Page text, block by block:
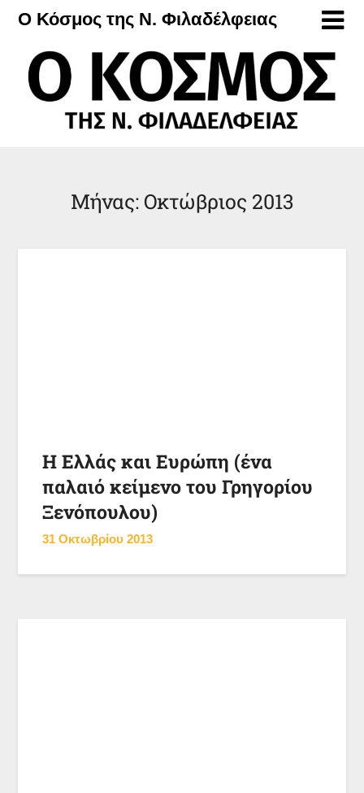
Μετάβαση
περιεχόμενο
Ο Κόσμος της Ν. Φιλαδέλφειας
Μήνας:Οκτώβριος 2013
Η Ελλάς και Ευρώπη (ένα
παλαιό κείμενο του Γρηγορίου
Ξενόπουλου)
31 Οκτωβρίου 2013